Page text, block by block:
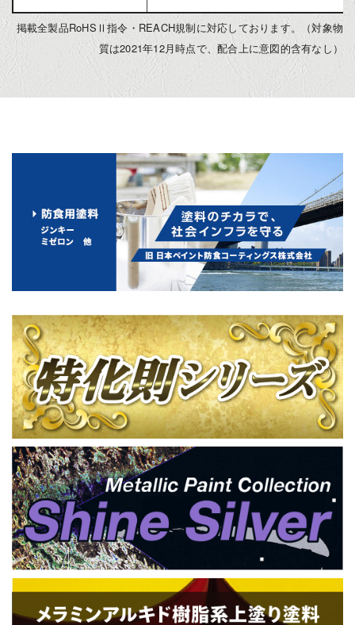
掲載全製品RoHSⅡ指令・REACH規制に対応しております。（対象物
質は2021年12月時点で、配合上に意図的含有なし）